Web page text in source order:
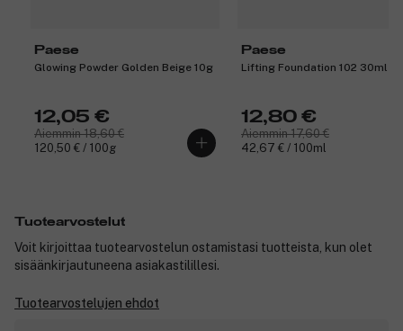
Paese
Glowing Powder Golden Beige 10g
12,05 €
Aiemmin 18,60 €
120,50 € / 100g
Paese
Lifting Foundation 102 30ml
12,80 €
Aiemmin 17,60 €
42,67 € / 100ml
Tuotearvostelut
Voit kirjoittaa tuotearvostelun ostamistasi tuotteista, kun olet
sisäänkirjautuneena asiakastilillesi.
Tuotearvostelujen ehdot